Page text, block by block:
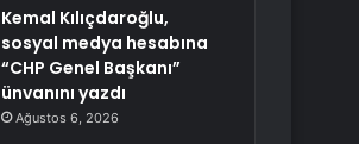
Kemal Kılıçdaroğlu,
sosyal medya hesabına
“CHP Genel Başkanı”
ünvanını yazdı
Ağustos 6, 2026